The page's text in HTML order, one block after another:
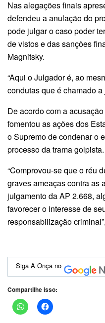
Nas alegações finais
defendeu a anulação do
pode julgar o caso poder
de vistos e das sanções
Magnitsky.
“Aqui o Julgador é, ao
condutas que é chamado
De acordo com a
fomentou as ações dos
o Supremo de condenar o
processo da trama golpista.
“Comprovou-se que o réu
graves ameaças contra as
julgamento da AP 2.668,
favorecer o interesse de
responsabilização
Siga A Onça no
Compartilhe isso: